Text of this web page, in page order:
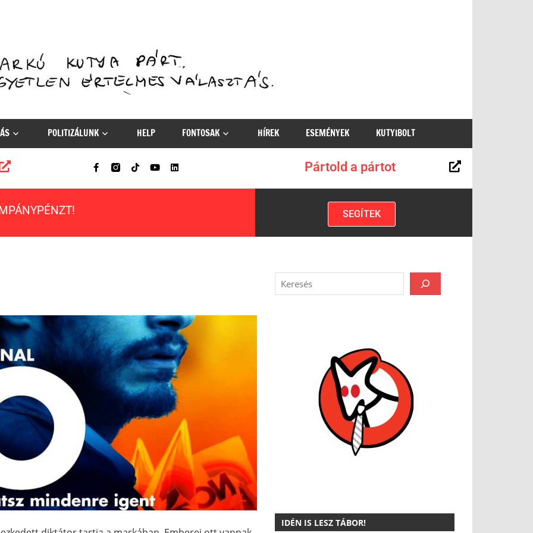
POLITIZÁLUNK HELP FONTOSAK HÍREK ESEMÉNYEK KUTYIBOLT
Pártold a pártot
SEGÍTEK
IDÉN IS LESZ TÁBOR!